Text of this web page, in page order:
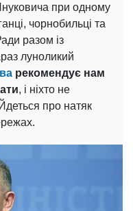
при одному
чорнобильці та
разом із
луноликий
рекомендує нам
, і ніхто не
про натяк